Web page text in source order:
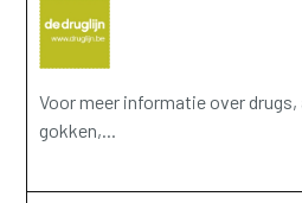
Voor meer informatie over drugs,
gokken,...